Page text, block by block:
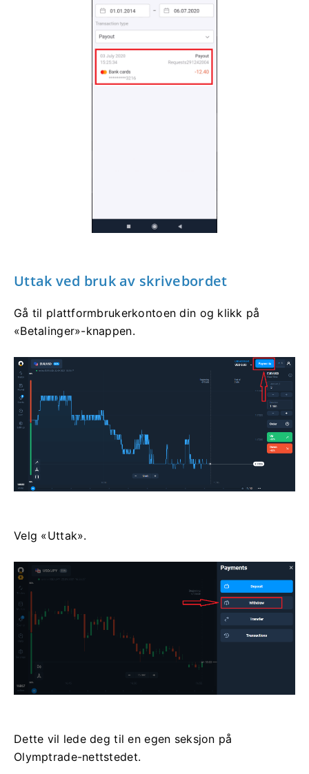
Uttak ved bruk av skrivebordet
Gå til plattformbrukerkontoen din og klikk på
«Betalinger»-knappen.
Velg «Uttak».
Dette vil lede deg til en egen seksjon på
Olymptrade-nettstedet.